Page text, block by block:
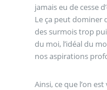
jamais eu de cesse
Le ça peut dominer
des surmois trop
du moi, l’idéal du
nos aspirations
Ainsi, ce que l’on